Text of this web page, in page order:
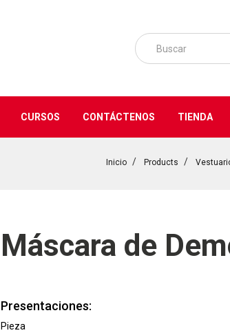
CURSOS CONTÁCTENOS TIENDA
Inicio Products
Máscara de
Presentaciones:
Pieza